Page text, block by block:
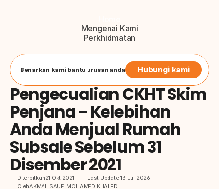
Mengenai Kami
Perkhidmatan
Hubungi Kami
Button
Benarkan kami bantu urusan anda Hubungi kami
Pengecualian CKHT Skim
Penjana - Kelebihan
Anda Menjual Rumah
Subsale Sebelum 31
Disember 2021
Diterbitkan21 Okt 2021 Last Update:13 Jul 2026
OlehAKMAL SAUFI MOHAMED KHALED